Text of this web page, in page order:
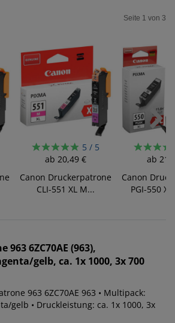
5 / 5
ab 20,49 €
Canon Druckerpatrone
CLI-551 XL M...
ab
Canon
PGI-550
Seite 1 von 3
6ZC70AE (963),
gelb, ca. 1x 1000, 3x 700
963 6ZC70AE 963 • Multipack:
gelb • Druckleistung: ca. 1x 1000, 3x